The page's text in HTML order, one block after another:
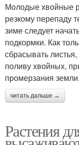
Молодые хвойные
резкому перепаду
зиме следует
подкормки. Как
сбрасывать
поливу хвойных,
промерзания земли.
читать дальше →
Растения